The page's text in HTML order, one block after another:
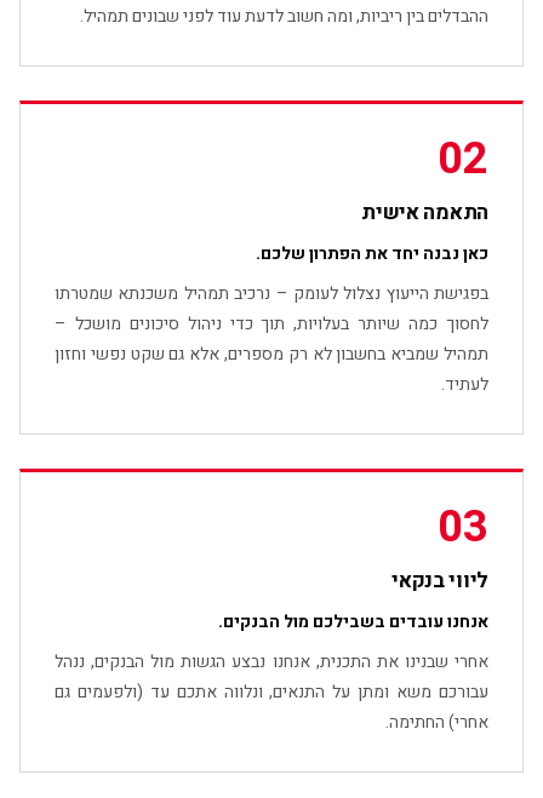
ההבדלים בין ריביות, ומה חשוב לדעת עוד לפני שבונים תמהיל.
02
התאמה אישית
כאן נבנה יחד את הפתרון שלכם.
בפגישת הייעוץ נצלול לעומק – נרכיב תמהיל משכנתא שמטרתו
לחסוך כמה שיותר בעלויות, תוך כדי ניהול סיכונים מושכל –
תמהיל שמביא בחשבון לא רק מספרים, אלא גם שקט נפשי וחזון
לעתיד.
03
ליווי בנקאי
אנחנו עובדים בשבילכם מול הבנקים.
אחרי שבנינו את התכנית, אנחנו נבצע הגשות מול הבנקים, ננהל
עבורכם משא ומתן על התנאים, ונלווה אתכם עד (ולפעמים גם
אחרי) החתימה.